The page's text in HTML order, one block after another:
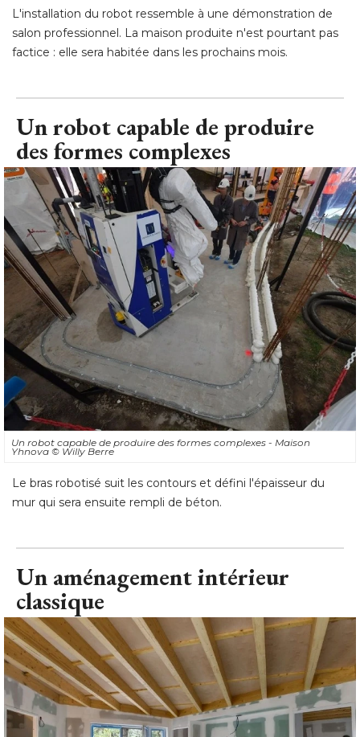
L'installation du robot ressemble à une démonstration de
salon professionnel. La maison produite n'est pourtant pas
factice : elle sera habitée dans les prochains mois.
Un robot capable de produire
des formes complexes
Un robot capable de produire des formes complexes - Maison
Yhnova © Willy Berre
Le bras robotisé suit les contours et défini l'épaisseur du
mur qui sera ensuite rempli de béton.
Un aménagement intérieur
classique